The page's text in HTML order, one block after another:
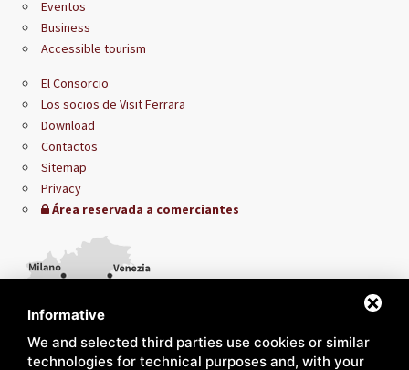
Eventos
Business
Accessible tourism
El Consorcio
Los socios de Visit Ferrara
Download
Contactos
Sitemap
Privacy
Área reservada a comerciantes
Informative
We and selected third parties use cookies or similar
technologies for technical purposes and, with your